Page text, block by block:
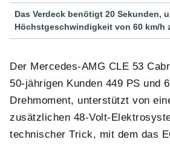
Das Verdeck benötigt 20 Sekunden,
Höchstgeschwindigkeit von 60 km/h
Der Mercedes-AMG CLE 53
50-jährigen Kunden 449 PS und
Drehmoment, unterstützt von
zusätzlichen 48-Volt-
technischer Trick, mit dem das